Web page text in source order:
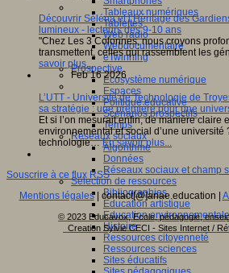
Tableaux numériques
Tablettes
Web radio
Webdocumentaire
eTwinning
Prospective
Ecosystème numérique
Espaces
Politique éducative
Scénarios prospectifs
Temps
Réseaux sociaux
Algorithme
Données
Réseaux sociaux et champ
Sélection de ressources
Bibliographies
Education artistique
Education environnementale
Histoire
Ressources citoyenneté
Ressources sciences
Sites éducatifs
Découvrir Séléna et l’Héritage des
lumineux - lecteurs dès 9-10 ans
"Chez Les 3 Colonnes, nous croyons
transmettent, celles qui rassemblent les
savoir plus...
Feb 16 2026
L’UTT - Université de Technologie de
sa stratégie : une première pour une
Et si l’on mesurait enfin, de manière claire
environnemental et social d’une université
technologie…En savoir plus...
Souscrire à ce flux RSS
Mentions légales| contact[@]anae.education |
© 2023 Educavox, Ecole, pédagogie,
Creation Sylvie CECI - Sites Internet /